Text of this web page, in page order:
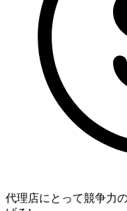
代理店にとって競争力